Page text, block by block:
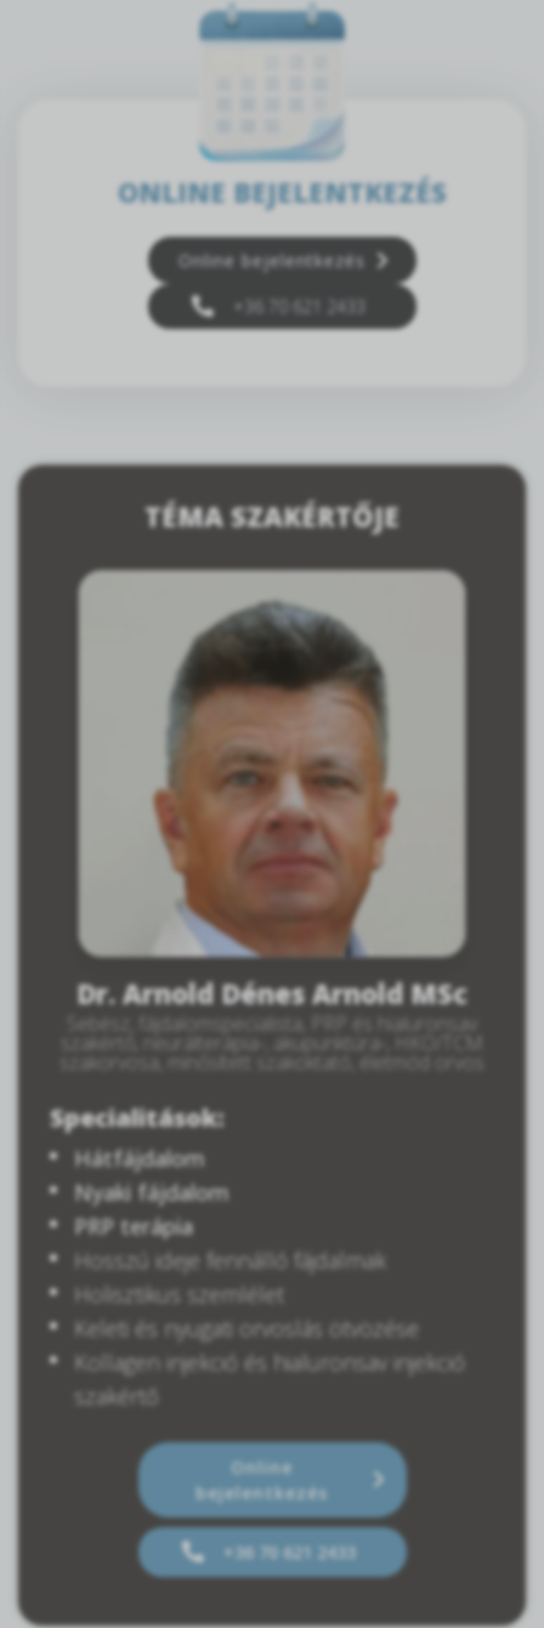
ONLINE BEJELENTKEZÉS
Online bejelentkezés
+36 70 621 2433
TÉMA SZAKÉRTŐJE
Dr. Arnold Dénes Arnold MSc
Sebész, fájdalomspecialista, PRP és hialuronsav
szakértő, neurálterápia-, akupunktúra-, HKO/TCM
szakorvosa, minősített szakoktató, életmód orvos
Specialitások:
Hátfájdalom
Nyaki fájdalom
PRP terápia
Hosszú ideje fennálló fájdalmak
Holisztikus szemlélet
Keleti és nyugati orvoslás ötvözése
Kollagen injekció és hialuronsav injekció
szakértő
Online
bejelentkezés
+36 70 621 2433